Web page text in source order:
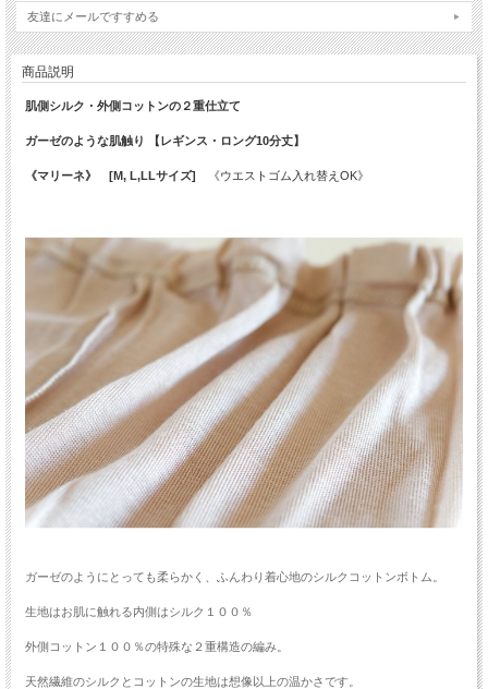
友達にメールですすめる
商品説明
肌側シルク・外側コットンの２重仕立て
ガーゼのような肌触り 【レギンス・ロング10分丈】
《マリーネ》 [M, L,LLサイズ] 《ウエストゴム入れ替えOK》
ガーゼのようにとっても柔らかく、ふんわり着心地のシルクコットンボトム。
生地はお肌に触れる内側はシルク１００％
外側コットン１００％の特殊な２重構造の編み。
天然繊維のシルクとコットンの生地は想像以上の温かさです。